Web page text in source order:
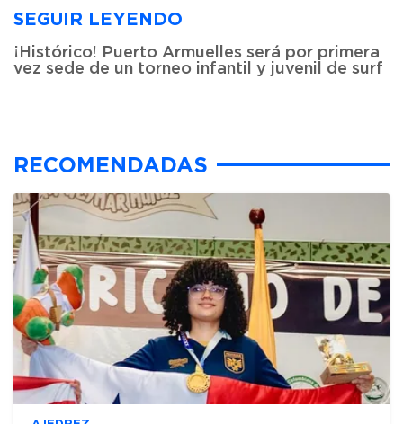
SEGUIR LEYENDO
¡Histórico! Puerto Armuelles será por primera
vez sede de un torneo infantil y juvenil de surf
RECOMENDADAS